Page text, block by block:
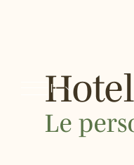
IT
FR
Codice sconto
Le